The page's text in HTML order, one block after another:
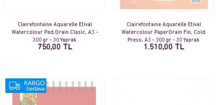
Clairefontaine Aquarelle Etival
Watercolour Pad,Grain Clasic, A3 -
300 gr - 30 Yaprak
750,00 TL
Clairefontaine Aquarelle Etival
Watercolour PaperGrain Fin, Cold
Press, A3 - 300 gr - 30 Yaprak
1.510,00 TL